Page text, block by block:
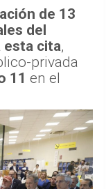
de 13
del
esta cita,
privada
11 en el